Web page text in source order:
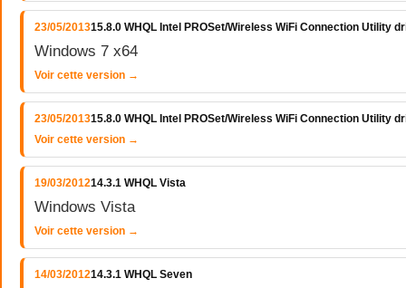
23/05/201315.8.0 WHQL Intel PROSet/Wireless WiFi Connection Utility
Windows 7 x64
Voir cette version →
23/05/201315.8.0 WHQL Intel PROSet/Wireless WiFi Connection Utility
Voir cette version →
19/03/201214.3.1 WHQL Vista
Windows Vista
Voir cette version →
14/03/201214.3.1 WHQL Seven